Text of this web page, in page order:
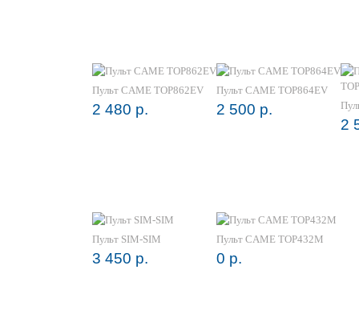
Пульт CAME TOP862EV
2 480 р.
Пульт CAME TOP864EV
2 500 р.
2
Пульт SIM-SIM
3 450 р.
Пульт CAME TOP432М
0 р.